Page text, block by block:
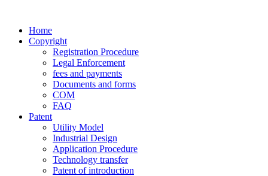
Home
Copyright
Registration Procedure
Legal Enforcement
fees and payments
Documents and forms
COM
FAQ
Patent
Utility Model
Industrial Design
Application Procedure
Technology transfer
Patent of introduction